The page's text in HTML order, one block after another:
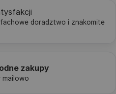
fachowe doradztwo i znakomite
zakupy
mailowo